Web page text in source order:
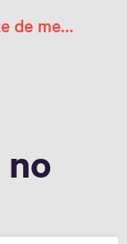
Transporte de medicamentos
no